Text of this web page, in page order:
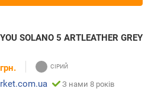
SOLANO 5 ARTLEATHER GREY
грн.
З нами 8 років